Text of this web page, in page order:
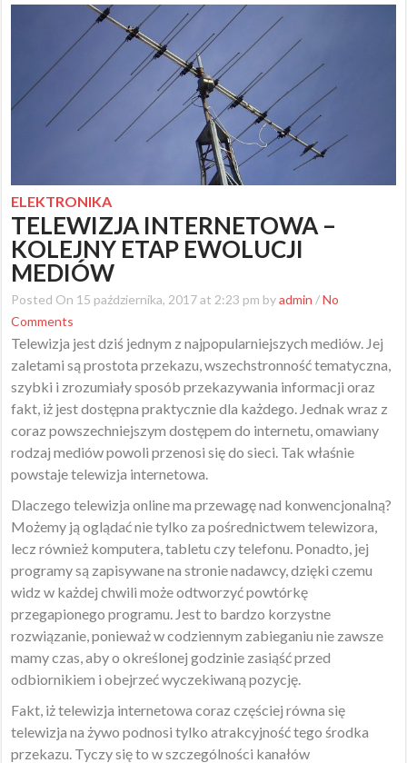
ELEKTRONIKA
TELEWIZJA INTERNETOWA –
KOLEJNY ETAP EWOLUCJI
MEDIÓW
Posted On 15 października, 2017 at 2:23 pm byadmin /No
Comments
Telewizja jest dziś jednym z najpopularniejszych mediów. Jej
zaletami są prostota przekazu, wszechstronność tematyczna,
szybki i zrozumiały sposób przekazywania informacji oraz
fakt, iż jest dostępna praktycznie dla każdego. Jednak wraz z
coraz powszechniejszym dostępem do internetu, omawiany
rodzaj mediów powoli przenosi się do sieci. Tak właśnie
powstaje telewizja internetowa.
Dlaczego telewizja online ma przewagę nad konwencjonalną?
Możemy ją oglądać nie tylko za pośrednictwem telewizora,
lecz również komputera, tabletu czy telefonu. Ponadto, jej
programy są zapisywane na stronie nadawcy, dzięki czemu
widz w każdej chwili może odtworzyć powtórkę
przegapionego programu. Jest to bardzo korzystne
rozwiązanie, ponieważ w codziennym zabieganiu nie zawsze
mamy czas, aby o określonej godzinie zasiąść przed
odbiornikiem i obejrzeć wyczekiwaną pozycję.
Fakt, iż telewizja internetowa coraz częściej równa się
telewizja na żywo podnosi tylko atrakcyjność tego środka
przekazu. Tyczy się to w szczególności kanałów